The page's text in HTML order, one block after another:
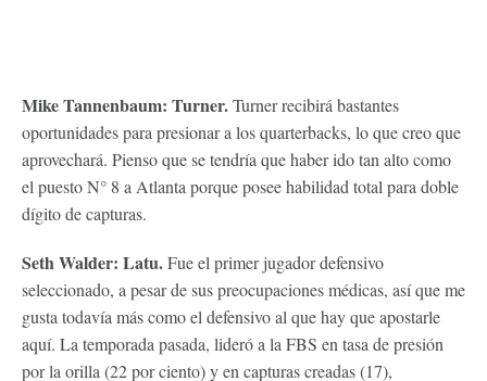
Mike Tannenbaum: Turner.Turner recibirá bastantes
oportunidades para presionar a los quarterbacks, lo que creo que
aprovechará. Pienso que se tendría que haber ido tan alto como
el puesto N° 8 a Atlanta porque posee habilidad total para doble
dígito de capturas.
Seth Walder: Latu.Fue el primer jugador defensivo
seleccionado, a pesar de sus preocupaciones médicas, así que me
gusta todavía más como el defensivo al que hay que apostarle
aquí. La temporada pasada, lideró a la FBS en tasa de presión
por la orilla (22 por ciento) y en capturas creadas (17),